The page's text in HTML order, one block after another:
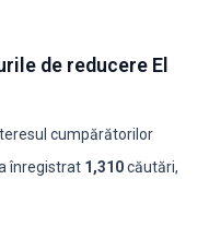
minimăCoduri ≥50%
0
0
de reducere El
cumpărătorilor
înregistrat 1,310căutări,